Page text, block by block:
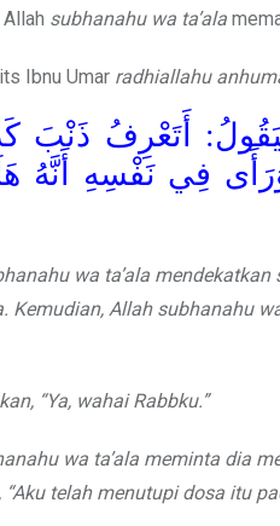
subhanahu wa ta’ala
Ibnu Umar radhiallahu
أَتَعْرِفُ ذَنْبَ
فِي نَفْسِهِ أَنَّهُ
wa ta’ala
Kemudian, Allah subhanahu
“Ya, wahai Rabbku.”
wa ta’ala meminta dia
telah menutupi dosa itu